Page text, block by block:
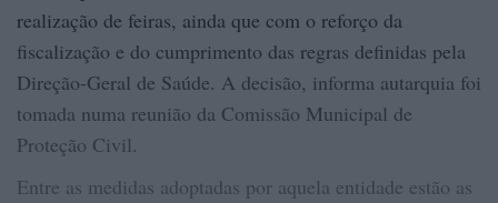
realização de feiras, ainda que com o reforço da
fiscalização e do cumprimento das regras definidas pela
Direção-Geral de Saúde. A decisão, informa autarquia foi
tomada numa reunião da Comissão Municipal de
Proteção Civil.
Entre as medidas adoptadas por aquela entidade estão as